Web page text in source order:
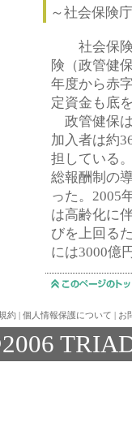
～社会保険庁
社会保険
険（政管健
年度から赤
定資金も底
政管健保
加入者は約
担している
総報酬制の
った。2005
は高齢化に
びを上回る
には3000億
約 | 個人情報保護について | お